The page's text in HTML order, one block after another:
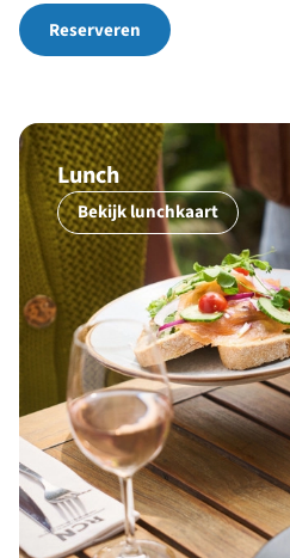
Reserveren
Lunch
Bekijk lunchkaart